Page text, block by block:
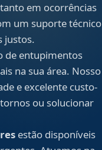
em ocorrências
um suporte técnico
justos.
de entupimentos
na sua área. Nosso
e excelente custo-
ou solucionar
estão disponíveis